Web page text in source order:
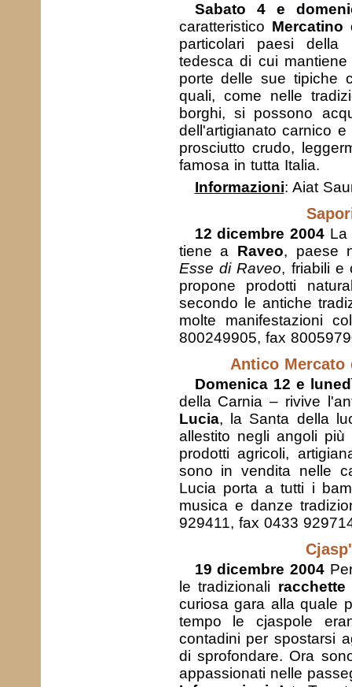
Sabato 4 e
caratteristico Mercatino
particolari paesi della
tedesca di cui
porte delle sue tipiche
quali, come nelle
borghi, si possono
dell'artigianato carnico
prosciutto crudo,
famosa in tutta Italia.
Informazioni: Aiat
12 dicembre 2004La
tiene a Raveo, paese
Esse di Raveo, friabili e
propone prodotti
secondo le antiche
molte manifestazioni
800249905, fax
Antico Mercato
Domenica 12 e
della Carnia – rivive
Lucia, la Santa della
allestito negli angoli
prodotti agricoli,
sono in vendita nelle
Lucia porta a tutti i
musica e danze
929411, fax 0433
19 dicembre 2004
le tradizionali
curiosa gara alla quale
tempo le cjaspole
contadini per spostarsi
di sprofondare. Ora
appassionati nelle